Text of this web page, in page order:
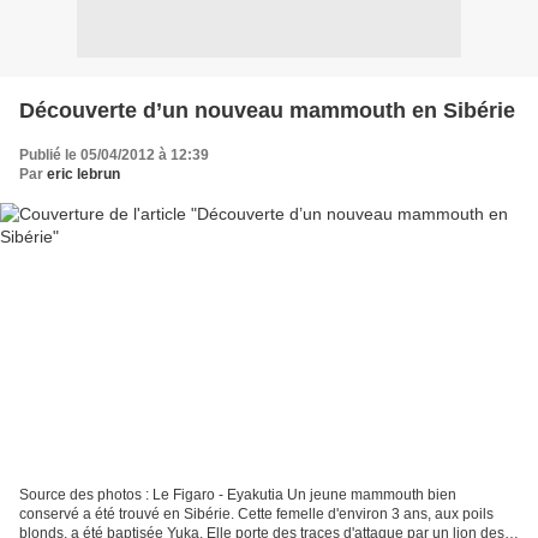
Découverte d’un nouveau mammouth en Sibérie
Publié le 05/04/2012 à 12:39
Par eric lebrun
Source des photos : Le Figaro - Eyakutia Un jeune mammouth bien
conservé a été trouvé en Sibérie. Cette femelle d'environ 3 ans, aux poils
blonds, a été baptisée Yuka. Elle porte des traces d'attaque par un lion des